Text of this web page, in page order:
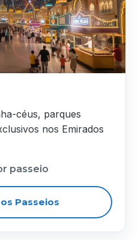
céus, parques
nos Emirados
passeio
Passeios